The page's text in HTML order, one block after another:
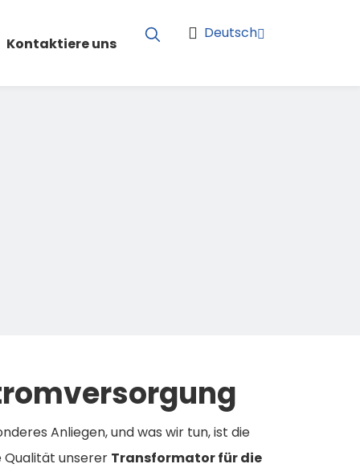
Kontaktiere uns
Deutsch
Anliegen, und was wir tun, ist die
Qualität unserer Transformator für die